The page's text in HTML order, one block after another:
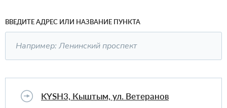
ВВЕДИТЕ АДРЕС ИЛИ НАЗВАНИЕ ПУНКТА
KYSH3, Кыштым, ул. Ветеранов